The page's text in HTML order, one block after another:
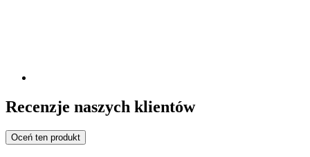
Recenzje naszych klientów
Oceń ten produkt